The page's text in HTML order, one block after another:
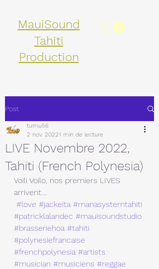
MauiSound
Tahiti
Production
Post
LIVE Novembre 2022,
Tahiti (French Polynesia)
tumu56
2 nov. 20221 min de lecture
Voili Voilo, nos premiers LIVES
arrivent....
#love #jackeita #manasystemtahiti
#patricklalandec #mauisoundstudio
#brasseriehoa #tahiti
#polynesiefrancaise
#frenchpolynesia #artists
#musician #musiciens #reggae